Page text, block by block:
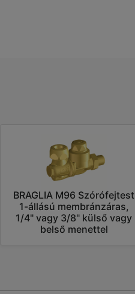
BRAGLIA M96 Szórófejtest
1-állású membránzáras,
1/4" vagy 3/8" külső vagy
belső menettel